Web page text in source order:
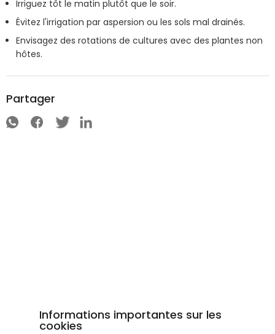
Irriguez tôt le matin plutôt que le soir.
Évitez l'irrigation par aspersion ou les sols mal drainés.
Envisagez des rotations de cultures avec des plantes non
hôtes.
Partager
Informations importantes sur les
cookies